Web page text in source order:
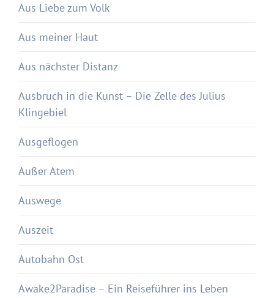
Aus Liebe zum Volk
Aus meiner Haut
Aus nächster Distanz
Ausbruch in die Kunst – Die Zelle des Julius
Klingebiel
Ausgeflogen
Außer Atem
Auswege
Auszeit
Autobahn Ost
Awake2Paradise – Ein Reiseführer ins Leben